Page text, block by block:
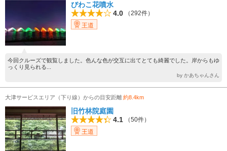
びわこ花噴水
4.0
（292件）
王道
今回クルーズで観覧しました。色んな色が交互に出てとても綺麗でした。岸からもゆ
っくり見られる...
by かあちゃんさん
大津サービスエリア（下り線）からの目安距離約8.4km
旧竹林院庭園
4.1
（50件）
王道